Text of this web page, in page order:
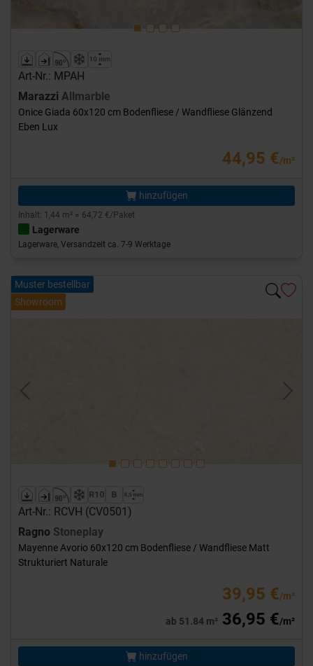
Art-Nr.: MPAH
Marazzi Allmarble
Onice Giada 60x120 cm Bodenfliese / Wandfliese Glänzend
Eben Lux
44,95 €/m²
hinzufügen
Inhalt: 1,44 m² = 64,72 €/Paket
Lagerware
Lagerware, Versandzeit ca. 7-9 Werktage
Muster bestellbar
Showroom
Previous Next
Art-Nr.: RCVH (CV0501)
Ragno Stoneplay
Mayenne Avorio 60x120 cm Bodenfliese / Wandfliese Matt
Strukturiert Naturale
39,95 €/m²
ab 51.84 m² 36,95 €/m²
hinzufügen